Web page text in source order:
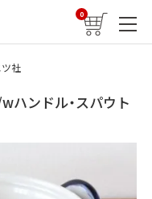
0
社
ハンドル・スパウト